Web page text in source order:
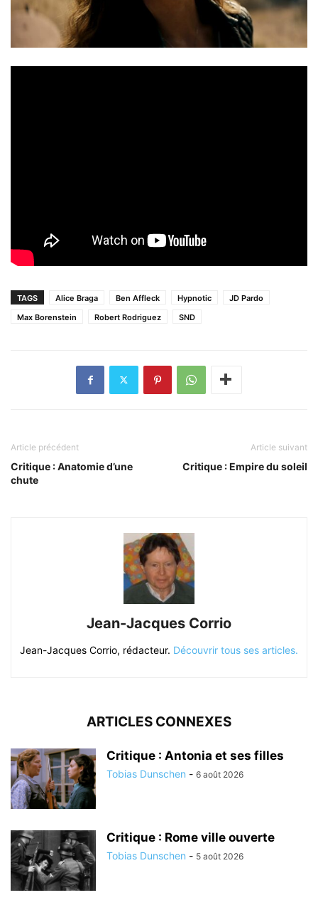
TAGS Alice Braga Ben Affleck Hypnotic
JD Pardo
Max Borenstein
Robert Rodriguez SND
Article précédent
Critique : Anatomie d’une
chute
Article suivant
Critique : Empire du soleil
Jean-Jacques Corrio
Jean-Jacques Corrio, rédacteur. Découvrir tous ses articles.
ARTICLES CONNEXES
Critique : Antonia et ses filles
Tobias Dunschen - 6 août 2026
Critique : Rome ville ouverte
Tobias Dunschen - 5 août 2026